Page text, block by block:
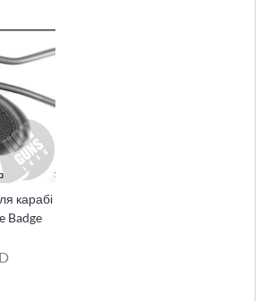
карабі
Badge